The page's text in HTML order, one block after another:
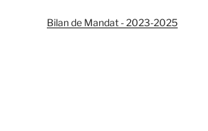
Bilan de Mandat - 2023-2025